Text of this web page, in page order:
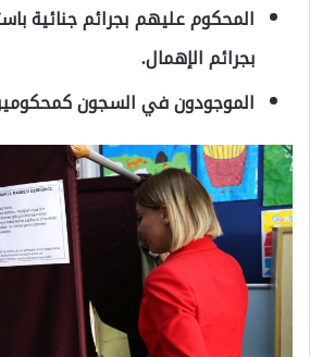
المحكوم عليهم بجرائم جنائية
بجرائم الإهمال.
الموجودون في السجون